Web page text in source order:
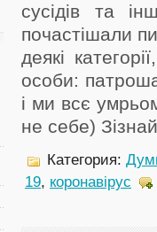
сусідів та
почастішали
деякі
особи:
і ми всє
не себе)
Категория:
19, коронавірус